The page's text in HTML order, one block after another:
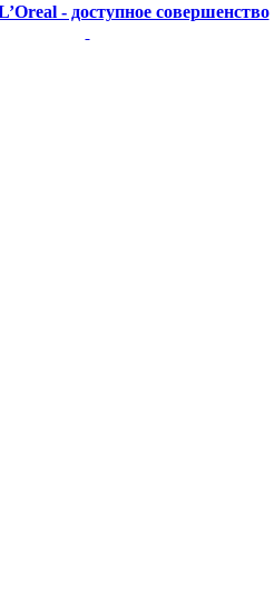
- доступное совершенство